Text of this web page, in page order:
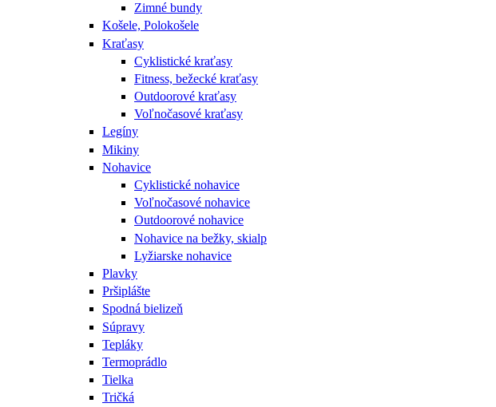
Zimné bundy
Košele, Polokošele
Kraťasy
Cyklistické kraťasy
Fitness, bežecké kraťasy
Outdoorové kraťasy
Voľnočasové kraťasy
Legíny
Mikiny
Nohavice
Cyklistické nohavice
Voľnočasové nohavice
Outdoorové nohavice
Nohavice na bežky, skialp
Lyžiarske nohavice
Plavky
Pršiplášte
Spodná bielizeň
Súpravy
Tepláky
Termoprádlo
Tielka
Tričká